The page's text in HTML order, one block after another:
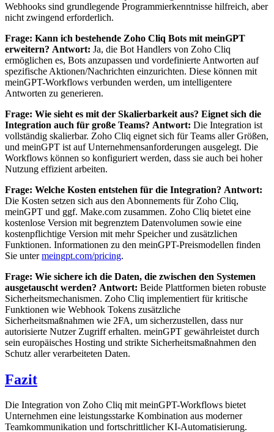
Webhooks sind grundlegende Programmierkenntnisse hilfreich, aber
nicht zwingend erforderlich.
Frage: Kann ich bestehende Zoho Cliq Bots mit meinGPT
erweitern? Antwort: Ja, die Bot Handlers von Zoho Cliq
ermöglichen es, Bots anzupassen und vordefinierte Antworten auf
spezifische Aktionen/Nachrichten einzurichten. Diese können mit
meinGPT-Workflows verbunden werden, um intelligentere
Antworten zu generieren.
Frage: Wie sieht es mit der Skalierbarkeit aus? Eignet sich die
Integration auch für große Teams? Antwort: Die Integration ist
vollständig skalierbar. Zoho Cliq eignet sich für Teams aller Größen,
und meinGPT ist auf Unternehmensanforderungen ausgelegt. Die
Workflows können so konfiguriert werden, dass sie auch bei hoher
Nutzung effizient arbeiten.
Frage: Welche Kosten entstehen für die Integration? Antwort:
Die Kosten setzen sich aus den Abonnements für Zoho Cliq,
meinGPT und ggf. Make.com zusammen. Zoho Cliq bietet eine
kostenlose Version mit begrenztem Datenvolumen sowie eine
kostenpflichtige Version mit mehr Speicher und zusätzlichen
Funktionen. Informationen zu den meinGPT-Preismodellen finden
Sie untermeingpt.com/pricing.
Frage: Wie sichere ich die Daten, die zwischen den Systemen
ausgetauscht werden? Antwort: Beide Plattformen bieten robuste
Sicherheitsmechanismen. Zoho Cliq implementiert für kritische
Funktionen wie Webhook Tokens zusätzliche
Sicherheitsmaßnahmen wie 2FA, um sicherzustellen, dass nur
autorisierte Nutzer Zugriff erhalten. meinGPT gewährleistet durch
sein europäisches Hosting und strikte Sicherheitsmaßnahmen den
Schutz aller verarbeiteten Daten.
Fazit
Die Integration von Zoho Cliq mit meinGPT-Workflows bietet
Unternehmen eine leistungsstarke Kombination aus moderner
Teamkommunikation und fortschrittlicher KI-Automatisierung.